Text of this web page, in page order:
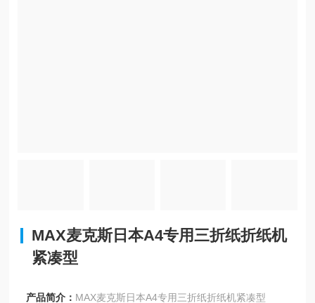
MAX麦克斯日本A4专用三折纸折纸机
紧凑型
产品简介： MAX麦克斯日本A4专用三折纸折纸机紧凑型